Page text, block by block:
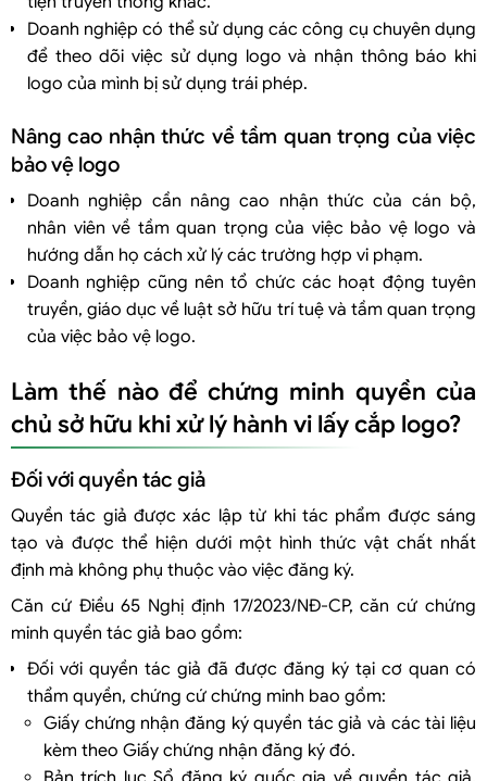
Doanh nghiệp có thể sử dụng các công cụ chuyên dụng
để theo dõi việc sử dụng logo và nhận thông báo khi
logo của mình bị sử dụng trái phép.
Nâng cao nhận thức về tầm quan trọng của việc
bảo vệ logo
Doanh nghiệp cần nâng cao nhận thức của cán bộ,
nhân viên về tầm quan trọng của việc bảo vệ logo và
hướng dẫn họ cách xử lý các trường hợp vi phạm.
Doanh nghiệp cũng nên tổ chức các hoạt động tuyên
truyền, giáo dục về luật sở hữu trí tuệ và tầm quan trọng
của việc bảo vệ logo.
Làm thế nào để chứng minh quyền của
chủ sở hữu khi xử lý hành vi lấy cắp logo?
Đối với quyền tác giả
Quyền tác giả được xác lập từ khi tác phẩm được sáng
tạo và được thể hiện dưới một hình thức vật chất nhất
định mà không phụ thuộc vào việc đăng ký.
Căn cứ Điều 65 Nghị định 17/2023/NĐ-CP, căn cứ chứng
minh quyền tác giả bao gồm:
Đối với quyền tác giả đã được đăng ký tại cơ quan có
thẩm quyền, chứng cứ chứng minh bao gồm:
Giấy chứng nhận đăng ký quyền tác giả và các tài liệu
kèm theo Giấy chứng nhận đăng ký đó.